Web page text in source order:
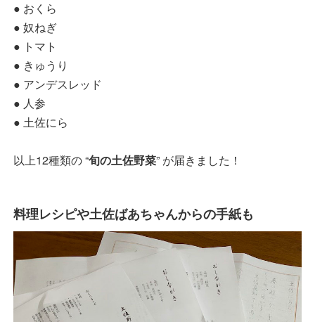
● おくら
● 奴ねぎ
● トマト
● きゅうり
● アンデスレッド
● 人参
● 土佐にら
以上12種類の “旬の土佐野菜” が届きました！
料理レシピや土佐ばあちゃんからの手紙も